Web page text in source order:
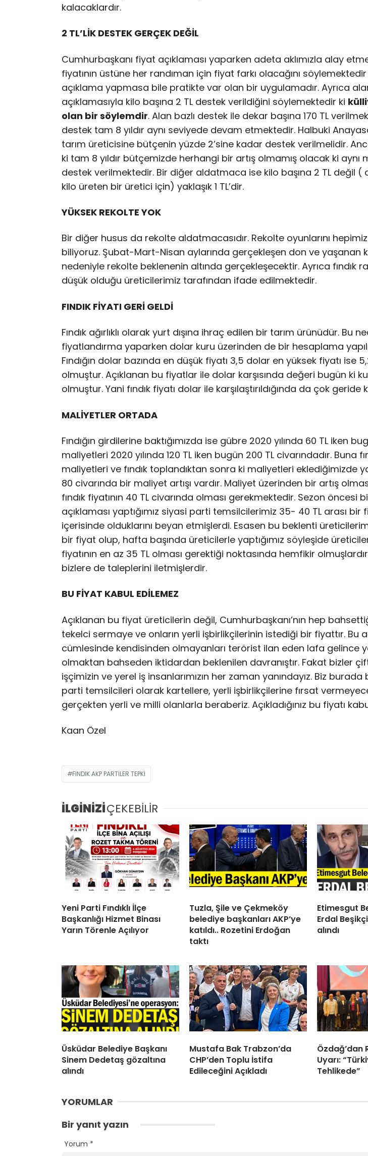
kalacaklardır.
2 TL’LİK DESTEK GERÇEK DEĞİL
Cumhurbaşkanı fiyat açıklaması yaparken adeta aklımızla alay
fiyatının üstüne her randıman için fiyat farkı olacağını
açıklama yapmasa bile pratikte var olan bir uygulamadır. Ayrıca
açıklamasıyla kilo başına 2 TL destek verildiğini söylemektedir ki
olan bir söylemdir. Alan bazlı destek ile dekar başına 170 TL
destek tam 8 yıldır aynı seviyede devam etmektedir. Halbuki
tarım üreticisine bütçenin yüzde 2’sine kadar destek verilmelidir.
ki tam 8 yıldır bütçemizde herhangi bir artış olmamış olacak ki aynı
destek verilmektedir. Bir diğer aldatmaca ise kilo başına 2 TL değil (
kilo üreten bir üretici için) yaklaşık 1 TL’dir.
YÜKSEK REKOLTE YOK
Bir diğer husus da rekolte aldatmacasıdır. Rekolte oyunlarını
biliyoruz. Şubat-Mart-Nisan aylarında gerçekleşen don ve yaşanan
nedeniyle rekolte beklenenin altında gerçekleşecektir. Ayrıca fındık
düşük olduğu üreticilerimiz tarafından ifade edilmektedir.
FINDIK FİYATI GERİ GELDİ
Fındık ağırlıklı olarak yurt dışına ihraç edilen bir tarım ürünüdür. Bu
fiyatlandırma yaparken dolar kuru üzerinden de bir hesaplama
Fındığın dolar bazında en düşük fiyatı 3,5 dolar en yüksek fiyatı ise
olmuştur. Açıklanan bu fiyatlar ile dolar karşısında değeri bugün ki
olmuştur. Yani fındık fiyatı dolar ile karşılaştırıldığında da çok geride
MALİYETLER ORTADA
Fındığın girdilerine baktığımızda ise gübre 2020 yılında 60 TL iken
maliyetleri 2020 yılında 120 TL iken bugün 200 TL civarındadır. Buna
maliyetleri ve fındık toplandıktan sonra ki maliyetleri eklediğimizde
80 civarında bir maliyet artışı vardır. Maliyet üzerinden bir artış
fındık fiyatının 40 TL civarında olması gerekmektedir. Sezon öncesi
açıklaması yaptığımız siyasi parti temsilcilerimiz 35- 40 TL arası bir
içerisinde olduklarını beyan etmişlerdi. Esasen bu beklenti
bir fiyat olup, hafta başında üreticilerle yaptığımız söyleşide
fiyatının en az 35 TL olması gerektiği noktasında hemfikir
bizlere de taleplerini iletmişlerdir.
BU FİYAT KABUL EDİLEMEZ
Açıklanan bu fiyat üreticilerin değil, Cumhurbaşkanı’nın hep
tekelci sermaye ve onların yerli işbirlikçilerinin istediği bir fiyattır. Bu
cümlesinde kendisinden olmayanları terörist ilan eden lafa gelince
olmaktan bahseden iktidardan beklenilen davranıştır. Fakat bizler
işçimizin ve yerel iş insanlarımızın her zaman yanındayız. Biz
parti temsilcileri olarak kartellere, yerli işbirlikçilerine fırsat
gerçekten yerli ve milli olanlarla beraberiz. Açıkladığınız bu fiyatı
Kaan Özel
FINDIK AKP PARTİLER TEPKİ
İLGİNİZİÇEKEBİLİR
Yeni Parti Fındıklı İlçe
Başkanlığı Hizmet Binası
Yarın Törenle Açılıyor
Tuzla, Şile ve Çekmeköy
belediye başkanları AKP’ye
katıldı.. Rozetini Erdoğan
taktı
Etimesgut
Erdal
alındı
Üsküdar Belediye Başkanı
Sinem Dedetaş gözaltına
alındı
Mustafa Bak Trabzon’da
CHP’den Toplu İstifa
Edileceğini Açıkladı
Özdağ’dan
Uyarı:
Tehlikede”
YORUMLAR
Bir yanıt yazın
Yorum *